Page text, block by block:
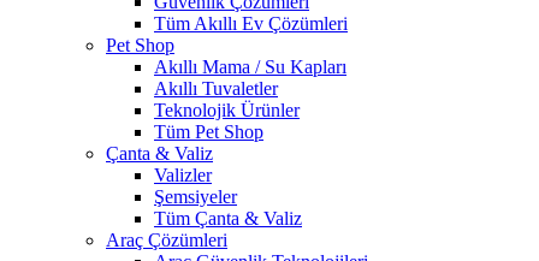
Tüm Akıllı Ev Çözümleri
Pet Shop
Akıllı Mama / Su Kapları
Akıllı Tuvaletler
Teknolojik Ürünler
Tüm Pet Shop
Çanta & Valiz
Valizler
Şemsiyeler
Tüm Çanta & Valiz
Araç Çözümleri